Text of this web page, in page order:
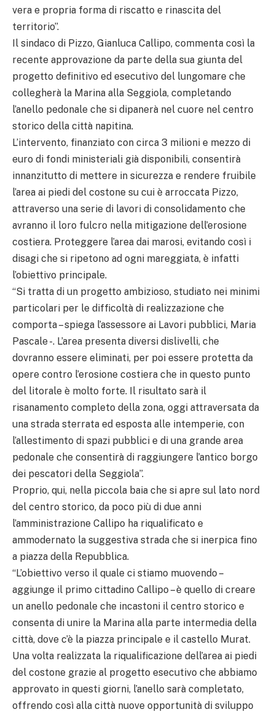
vera e propria forma di riscatto e rinascita del
territorio”.
Il sindaco di Pizzo, Gianluca Callipo, commenta così la
recente approvazione da parte della sua giunta del
progetto definitivo ed esecutivo del lungomare che
collegherà la Marina alla Seggiola, completando
l’anello pedonale che si dipanerà nel cuore nel centro
storico della città napitina.
L’intervento, finanziato con circa 3 milioni e mezzo di
euro di fondi ministeriali già disponibili, consentirà
innanzitutto di mettere in sicurezza e rendere fruibile
l’area ai piedi del costone su cui è arroccata Pizzo,
attraverso una serie di lavori di consolidamento che
avranno il loro fulcro nella mitigazione dell’erosione
costiera. Proteggere l’area dai marosi, evitando così i
disagi che si ripetono ad ogni mareggiata, è infatti
l’obiettivo principale.
“Si tratta di un progetto ambizioso, studiato nei minimi
particolari per le difficoltà di realizzazione che
comporta – spiega l’assessore ai Lavori pubblici, Maria
Pascale -. L’area presenta diversi dislivelli, che
dovranno essere eliminati, per poi essere protetta da
opere contro l’erosione costiera che in questo punto
del litorale è molto forte. Il risultato sarà il
risanamento completo della zona, oggi attraversata da
una strada sterrata ed esposta alle intemperie, con
l’allestimento di spazi pubblici e di una grande area
pedonale che consentirà di raggiungere l’antico borgo
dei pescatori della Seggiola”.
Proprio, qui, nella piccola baia che si apre sul lato nord
del centro storico, da poco più di due anni
l’amministrazione Callipo ha riqualificato e
ammodernato la suggestiva strada che si inerpica fino
a piazza della Repubblica.
“L’obiettivo verso il quale ci stiamo muovendo –
aggiunge il primo cittadino Callipo – è quello di creare
un anello pedonale che incastoni il centro storico e
consenta di unire la Marina alla parte intermedia della
città, dove c’è la piazza principale e il castello Murat.
Una volta realizzata la riqualificazione dell’area ai piedi
del costone grazie al progetto esecutivo che abbiamo
approvato in questi giorni, l’anello sarà completato,
offrendo così alla città nuove opportunità di sviluppo